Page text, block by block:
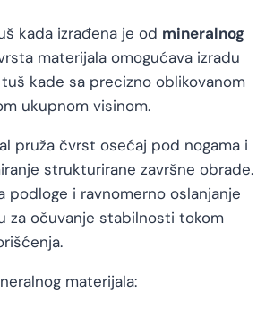
kada izrađena je od mineralnog
materijala omogućava izradu
kade sa precizno oblikovanom
ukupnom visinom.
pruža čvrst osećaj pod nogama i
strukturirane završne obrade.
podloge i ravnomerno oslanjanje
za očuvanje stabilnosti tokom
materijala: